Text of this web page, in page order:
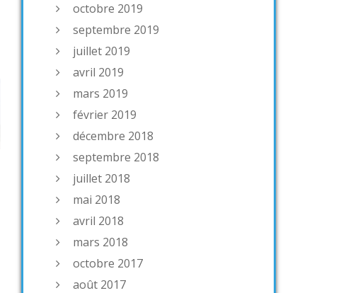
octobre 2019
septembre 2019
juillet 2019
avril 2019
mars 2019
février 2019
décembre 2018
septembre 2018
juillet 2018
mai 2018
avril 2018
mars 2018
octobre 2017
août 2017